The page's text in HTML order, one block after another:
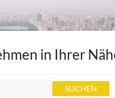
Medizinrecht
in Ihrer